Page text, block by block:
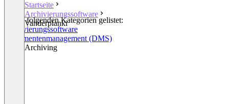
Startseite
Archivierungssoftware
Vanderplanki
In den folgenden Kategorien gelistet:
Archivierungssoftware
Dokumentenmanagement (DMS)
Email Archiving